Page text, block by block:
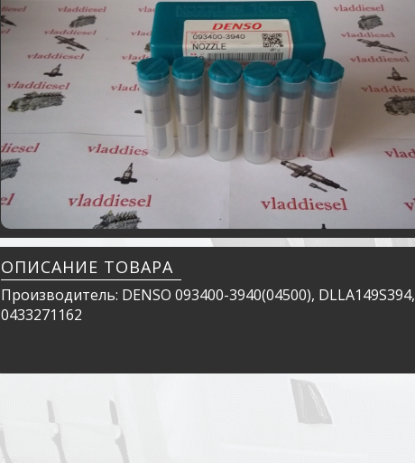
ОПИСАНИЕ ТОВАРА
Производитель: DENSO 093400-3940(04500), DLLA149S394,
0433271162